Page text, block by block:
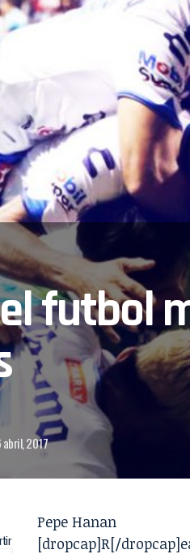
futbol
abril, 2017
Pepe Hanan
[dropcap]R[/